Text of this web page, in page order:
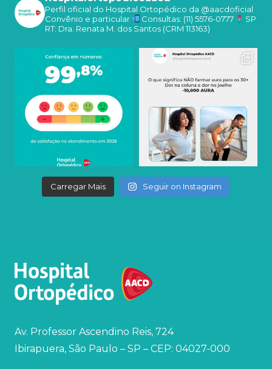
Perfil oficial do Hospital Ortopédico da @aacdoficial
Convênio e particular
Consultas: (11) 5576-0777
SP
RT: Dra. Renata M. dos Santos (CRM 113163)
Carregar Mais Seguir on Instagram
Av. Professor Ascendino Reis, 724
Ibirapuera, São Paulo – SP – CEP: 04027-000